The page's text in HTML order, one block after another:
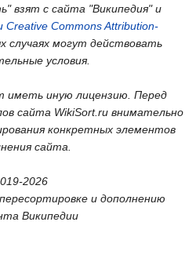
взят с сайта "Википедия" и
Creative Commons Attribution-
случаях могут действовать
условия.
иметь иную лицензию. Перед
сайта WikiSort.ru внимательно
конкретных элементов
сайта.
2026
и дополнению
Википедии